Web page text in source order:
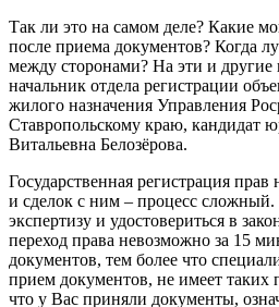
Так ли это на самом деле? Какие
после приема документов? Когда
между сторонами? На эти и другие
начальник отдела регистрации
жилого назначения Управления
Ставропольскому краю, кандидат
Витальевна Белозёрова.
Государственная регистрация
и сделок с ним – процесс
экспертизу и удостовериться в
переход права невозможно за 15
документов, тем более что
прием документов, не имеет
что у Вас приняли документы,